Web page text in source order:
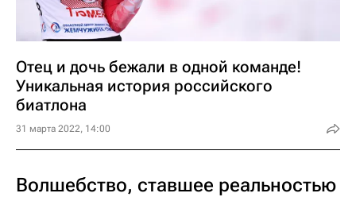
Отец и дочь бежали в одной команде!
Уникальная история российского
биатлона
31 марта 2022, 14:00
Волшебство, ставшее реальностью